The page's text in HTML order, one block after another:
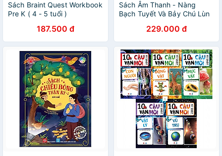
Sách Braint Quest Workbook
Pre K ( 4 - 5 tuổi )
187.500 đ
Sách Âm Thanh - Nàng
Bạch Tuyết Và Bảy Chú Lùn
229.000 đ